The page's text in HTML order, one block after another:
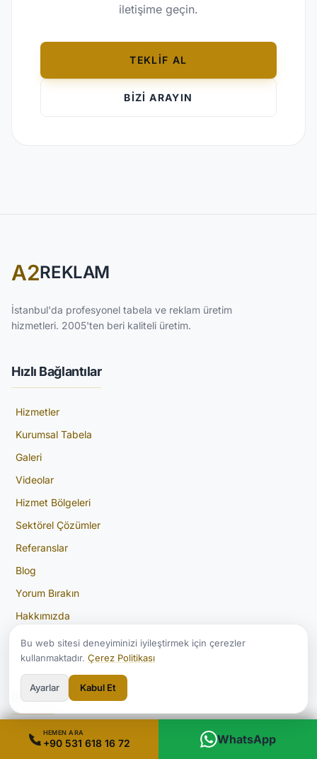
iletişime geçin.
TEKLİF AL
BİZİ ARAYIN
A2REKLAM
İstanbul'da profesyonel tabela ve reklam üretim
hizmetleri. 2005'ten beri kaliteli üretim.
Hızlı Bağlantılar
Hizmetler
Kurumsal Tabela
Galeri
Videolar
Hizmet Bölgeleri
Sektörel Çözümler
Referanslar
Blog
Yorum Bırakın
Hakkımızda
İletişim
İletişim
Şirintepe, Açelya Sokağı Ugur Apt No:4/a, 34415
HEMEN ARA
+90 531 618 16 72 WhatsApp
Bu web sitesi deneyiminizi iyileştirmek için çerezler
kullanmaktadır. Çerez Politikası
Ayarlar Kabul Et